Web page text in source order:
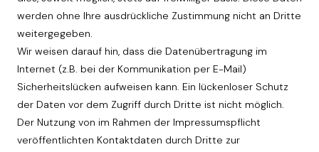
werden ohne Ihre ausdrückliche Zustimmung nicht an Dritte
weitergegeben.
Wir weisen darauf hin, dass die Datenübertragung im
Internet (z.B. bei der Kommunikation per E-Mail)
Sicherheitslücken aufweisen kann. Ein lückenloser Schutz
der Daten vor dem Zugriff durch Dritte ist nicht möglich.
Der Nutzung von im Rahmen der Impressumspflicht
veröffentlichten Kontaktdaten durch Dritte zur